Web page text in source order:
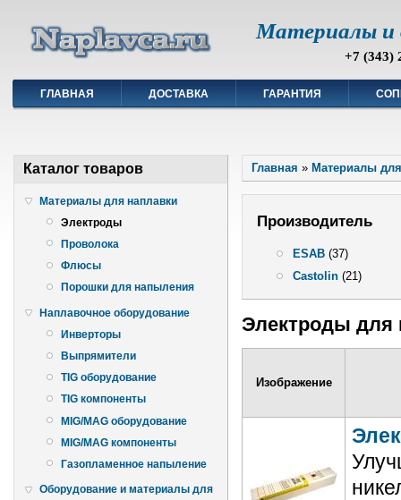
Материалы и
+7 (343)
ГЛАВНАЯ ДОСТАВКА ГАРАНТИЯ
Каталог товаров
Материалы для наплавки
Электроды
Проволока
Флюсы
Порошки для напыления
Наплавочное оборудование
Инверторы
Выпрямители
TIG оборудование
TIG компоненты
MIG/MAG оборудование
MIG/MAG компоненты
Газопламенное напыление
Оборудование и материалы для
Главная » Материалы
Производитель
ESAB (37)
Castolin (21)
Электроды для
Изображение